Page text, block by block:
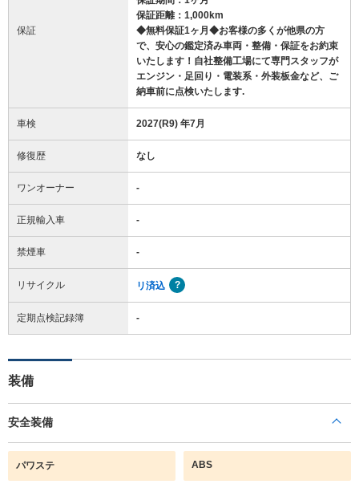
保証
保証距離：1,000km
◆無料保証1ヶ月◆お客様の多くが他県の方
で、安心の鑑定済み車両・整備・保証をお約束
いたします！自社整備工場にて専門スタッフが
エンジン・足回り・電装系・外装板金など、ご
納車前に点検いたします.
車検 2027(R9) 年7月
修復歴 なし
ワンオーナー -
正規輸入車 -
禁煙車 -
リサイクル リ済込
定期点検記録簿 -
装備
安全装備
パワステ ABS